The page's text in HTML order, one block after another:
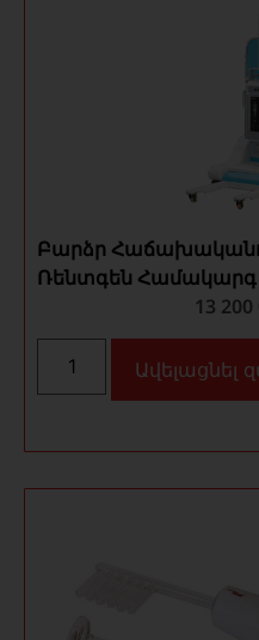
Բարձր
Ռենտգեն Համակարգ
13 200
Ավելացնել